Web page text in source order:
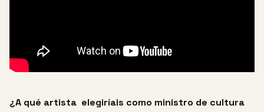
¿A qué artista elegiríais como ministro de cultura